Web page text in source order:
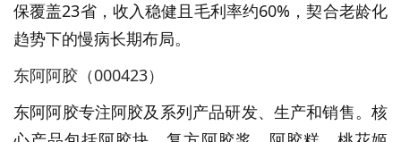
保覆盖23省，收入稳健且毛利率约60%，契合老龄化
趋势下的慢病长期布局。
东阿阿胶（000423）
东阿阿胶专注阿胶及系列产品研发、生产和销售。核